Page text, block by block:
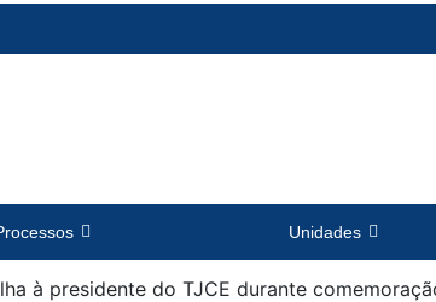
Unidades
à presidente do TJCE durante